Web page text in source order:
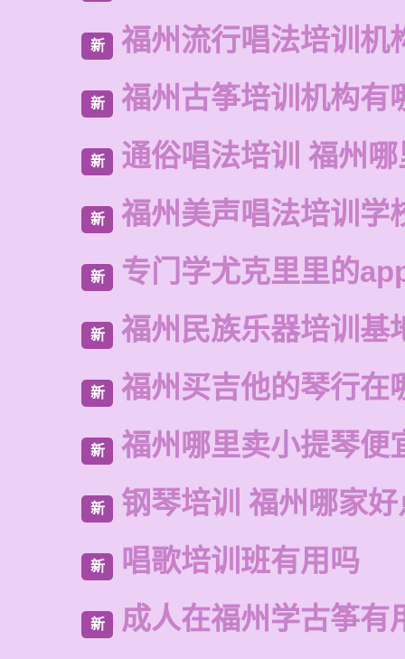
新 福州流行唱法培训机
新 福州古筝培训机构有
新 通俗唱法培训 福州
新 福州美声唱法培训学
新 专门学尤克里里的
新 福州民族乐器培训基
新 福州买吉他的琴行在
新 福州哪里卖小提琴便
新 钢琴培训 福州哪家好
新 唱歌培训班有用吗
新 成人在福州学古筝有